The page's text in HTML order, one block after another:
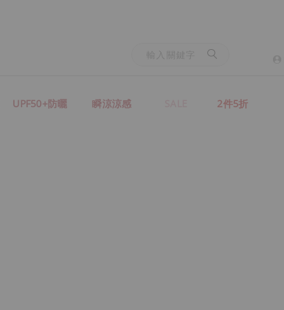
UPF50+防曬 瞬涼涼感 2件5折